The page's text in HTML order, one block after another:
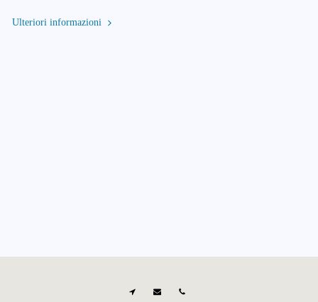
Ulteriori informazioni